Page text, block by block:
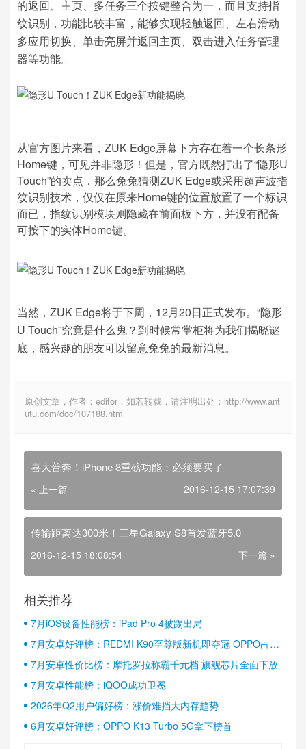
的返回、主页、多任务三个按键整合为一，而且支持指
纹识别，功能比较丰富，能够实现轻触返回、左右滑动
多应用切换、单击亮屏并返回主页、双击进入任务管理
器等功能。
从官方图片来看，ZUK Edge屏幕下方存在着一个长条形
Home键，可见并非隐形！但是，官方既然打出了“隐形U
Touch”的卖点，那么兔兔猜测ZUK Edge或采用超声波指
纹识别技术，仅仅在原来Home键的位置放置了一个标识
而已，指纹识别模块则隐藏在前面板下方，并没有配备
可按下的实体Home键。
当然，ZUK Edge将于下周，12月20日正式发布。“隐形
U Touch”究竟是什么鬼？到时候常掌柜将为我们揭晓谜
底，感兴趣的朋友可以留意兔兔的最新消息。
原创文章，作者：editor，如若转载，请注明出处：http://www.ant
utu.com/doc/107188.htm
喜大普奔！iPhone 8重磅功能：必须要买了
« 上一篇 2016-12-15 17:07:39
传输距离达300米！三星Galaxy S8首发蓝牙5.0
2016-12-15 18:08:54 下一篇 »
相关推荐
7月iOS设备性能榜：iPad Pro 4被踢出局
7月安卓好评榜：REDMI K90至尊版新机即夺冠 OPPO占据
半壁江山
7月安卓性价比榜：摩托罗拉称霸千元档 旗舰芯片全面下放
7月安卓性能榜：iQOO成功卫冕
2026年Q2用户偏好榜：涨价难挡大内存趋势
6月安卓好评榜：OPPO K13 Turbo 5G拿下榜首